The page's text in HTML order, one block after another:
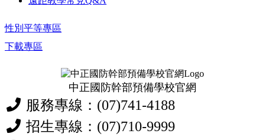
性別平等專區
下載專區
中正國防幹部預備學校官網
服務專線：(07)741-4188
招生專線：(07)710-9999